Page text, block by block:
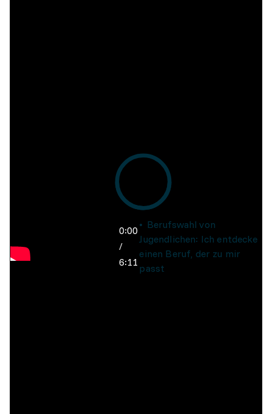
0:00
/
6:11
Berufswahl von
Jugendlichen: Ich entdecke
einen Beruf, der zu mir
passt